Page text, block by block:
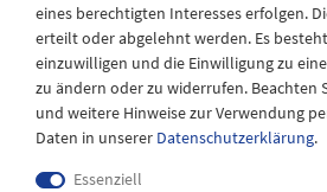
eines berechtigten Interesses erfolgen.
erteilt oder abgelehnt werden. Es
einzuwilligen und die Einwilligung zu
zu ändern oder zu widerrufen. Beachten
und weitere Hinweise zur Verwendung
Daten in unserer Daten­schutz­erklärung.
Essenziell